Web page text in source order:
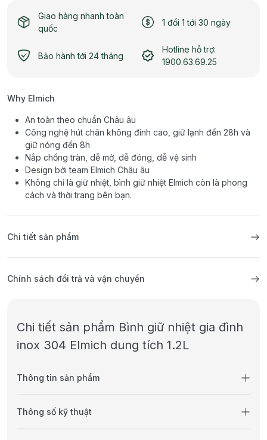
Giao hàng nhanh toàn
quốc
1 đổi 1 tới 30 ngày
Bảo hành tới 24 tháng
Hotline hỗ trợ:
1900.63.69.25
Why Elmich
An toàn theo chuẩn Châu âu
Công nghệ hút chân không đỉnh cao, giữ lạnh đến 28h và
giữ nóng đến 8h
Nắp chống tràn, dễ mở, dễ đóng, dễ vệ sinh
Design bởi team Elmich Châu âu
Không chỉ là giữ nhiệt, bình giữ nhiệt Elmich còn là phong
cách và thời trang bên bạn.
Chi tiết sản phẩm
Chính sách đổi trả và vận chuyển
Chi tiết sản phẩm Bình giữ nhiệt gia đình
inox 304 Elmich dung tích 1.2L
Thông tin sản phẩm
Thông số kỹ thuật